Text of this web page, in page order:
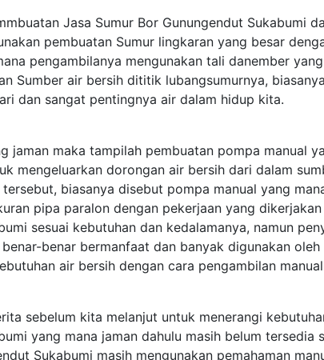
Jasa Sumur Bor Gunungendut Sukabumi
pembuatan Sumur lingkaran yang besar
pengambilanya mengunakan tali danember
Sumber air bersih dititik lubangsumurnya,
dan sangat pentingnya air dalam hidup kita.
jaman maka tampilah pembuatan pompa manual
mengeluarkan dorongan air bersih dari dalam
biasanya disebut pompa manual yang
pipa paralon dengan pekerjaan yang
sesuai kebutuhan dan kedalamanya, namun
benar bermanfaat dan banyak digunakan
air bersih dengan cara pengambilan
sebelum kita melanjut untuk menerangi
yang mana jaman dahulu masih belum tersedia
Sukabumi masih mengunakan pemahaman